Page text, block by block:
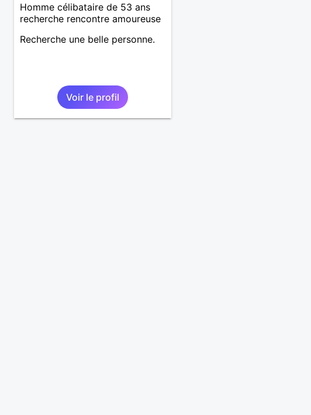
Homme célibataire de 53 ans
recherche rencontre amoureuse
Recherche une belle personne.
Voir le profil